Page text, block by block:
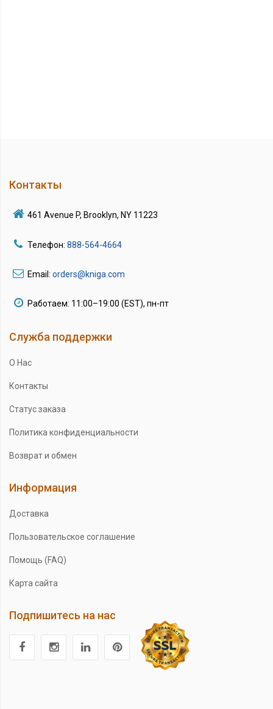
Контакты
461 Avenue P, Brooklyn, NY 11223
Телефон: 888-564-4664
Email: orders@kniga.com
Работаем: 11:00–19:00 (EST), пн-пт
Служба поддержки
О Нас
Контакты
Статус заказа
Политика конфиденциальности
Возврат и обмен
Информация
Доставка
Пользовательское соглашение
Помощь (FAQ)
Карта сайта
Подпишитесь на нас